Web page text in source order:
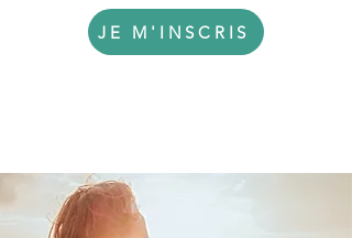
JE M'INSCRIS